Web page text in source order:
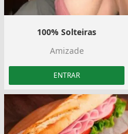
100% Solteiras
Amizade
ENTRAR